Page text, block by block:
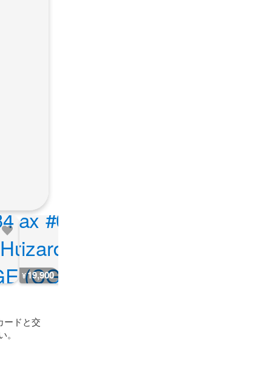
¥19,900
ードと交